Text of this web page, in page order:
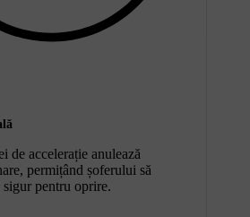
de accelerație anulează
permițând șoferului să
sigur pentru oprire.